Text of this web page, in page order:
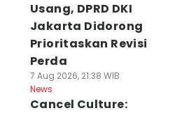
Usang, DPRD DKI
Jakarta Didorong
Prioritaskan Revisi
Perda
7 Aug 2026, 21:38 WIB
News
Cancel Culture: